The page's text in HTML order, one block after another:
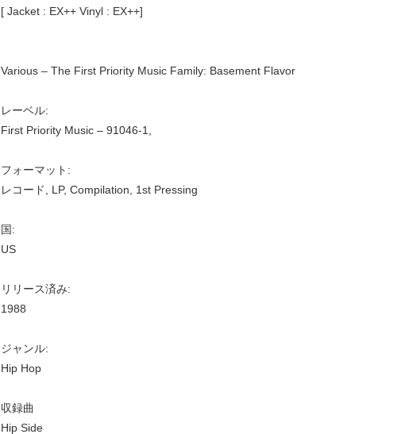
[ Jacket : EX++ Vinyl : EX++]
Various – The First Priority Music Family: Basement Flavor
レーベル:
First Priority Music – 91046-1,
フォーマット:
レコード, LP, Compilation, 1st Pressing
国:
US
リリース済み:
1988
ジャンル:
Hip Hop
収録曲
Hip Side